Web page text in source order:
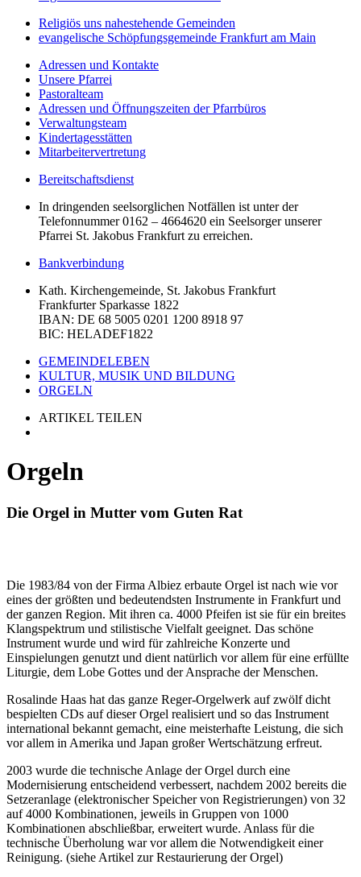
Religiös uns nahestehende Gemeinden
evangelische Schöpfungsgemeinde Frankfurt am Main
Adressen und Kontakte
Unsere Pfarrei
Pastoralteam
Adressen und Öffnungszeiten der Pfarrbüros
Verwaltungsteam
Kindertagesstätten
Mitarbeitervertretung
Bereitschaftsdienst
In dringenden seelsorglichen Notfällen ist unter der
Telefonnummer 0162 – 4664620 ein Seelsorger unserer
Pfarrei St. Jakobus Frankfurt zu erreichen.
Bankverbindung
Kath. Kirchengemeinde, St. Jakobus Frankfurt
Frankfurter Sparkasse 1822
IBAN: DE 68 5005 0201 1200 8918 97
BIC: HELADEF1822
GEMEINDELEBEN
KULTUR, MUSIK UND BILDUNG
ORGELN
ARTIKEL TEILEN
Orgeln
Die Orgel in Mutter vom Guten Rat
Die 1983/84 von der Firma Albiez erbaute Orgel ist nach wie vor
eines der größten und bedeutendsten Instrumente in Frankfurt und
der ganzen Region. Mit ihren ca. 4000 Pfeifen ist sie für ein breites
Klangspektrum und stilistische Vielfalt geeignet. Das schöne
Instrument wurde und wird für zahlreiche Konzerte und
Einspielungen genutzt und dient natürlich vor allem für eine erfüllte
Liturgie, dem Lobe Gottes und der Ansprache der Menschen.
Rosalinde Haas hat das ganze Reger-Orgelwerk auf zwölf dicht
bespielten CDs auf dieser Orgel realisiert und so das Instrument
international bekannt gemacht, eine meisterhafte Leistung, die sich
vor allem in Amerika und Japan großer Wertschätzung erfreut.
2003 wurde die technische Anlage der Orgel durch eine
Modernisierung entscheidend verbessert, nachdem 2002 bereits die
Setzeranlage (elektronischer Speicher von Registrierungen) von 32
auf 4000 Kombinationen, jeweils in Gruppen von 1000
Kombinationen abschließbar, erweitert wurde. Anlass für die
technische Überholung war vor allem die Notwendigkeit einer
Reinigung. (siehe Artikel zur Restaurierung der Orgel)